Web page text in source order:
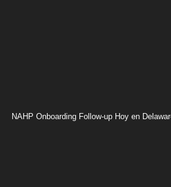
NAHP Onboarding Follow-up Hoy en